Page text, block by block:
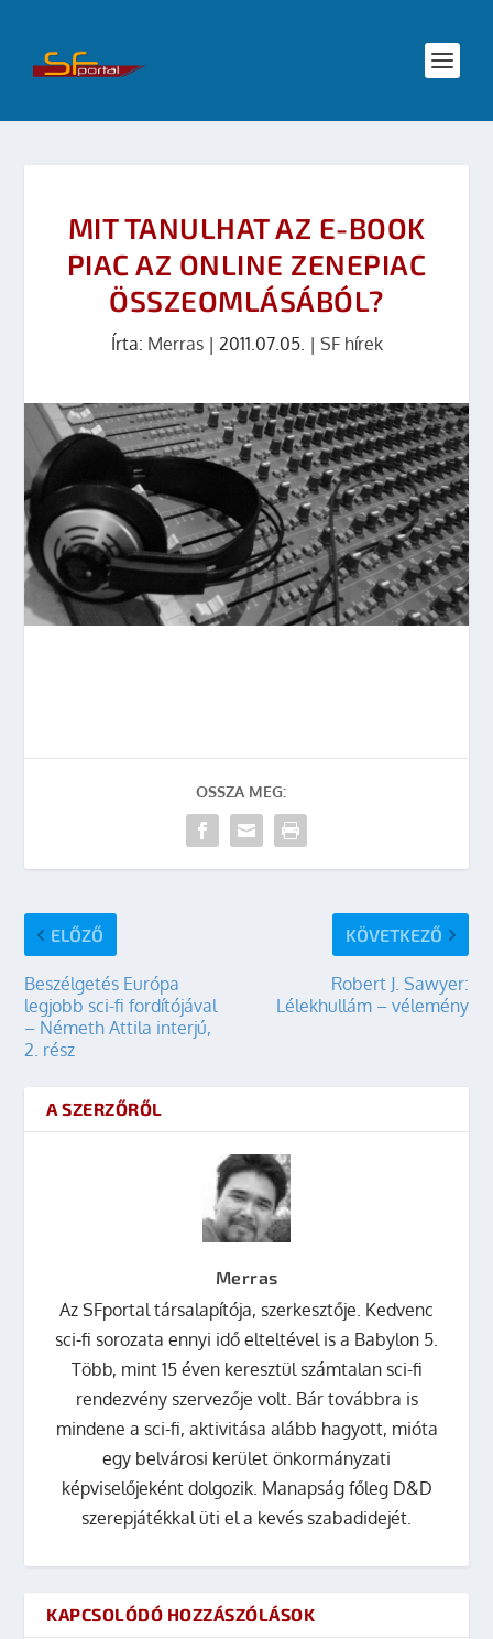
MIT TANULHAT AZ E-BOOK
PIAC AZ ONLINE ZENEPIAC
ÖSSZEOMLÁSÁBÓL?
Írta: Merras| 2011.07.05. | SF hírek
OSSZA MEG:
ELŐZŐ
Beszélgetés Európa
legjobb sci-fi fordítójával
– Németh Attila interjú,
2. rész
KÖVETKEZŐ
Robert J. Sawyer:
Lélekhullám – vélemény
A SZERZŐRŐL
Merras
Az SFportal társalapítója, szerkesztője. Kedvenc
sci-fi sorozata ennyi idő elteltével is a Babylon 5.
Több, mint 15 éven keresztül számtalan sci-fi
rendezvény szervezője volt. Bár továbbra is
mindene a sci-fi, aktivitása alább hagyott, mióta
egy belvárosi kerület önkormányzati
képviselőjeként dolgozik. Manapság főleg D&D
szerepjátékkal üti el a kevés szabadidejét.
KAPCSOLÓDÓ HOZZÁSZÓLÁSOK